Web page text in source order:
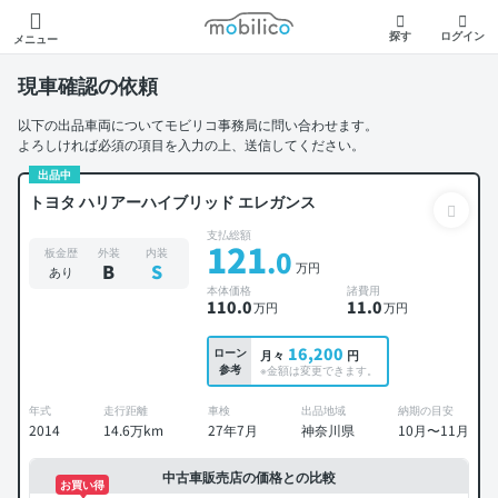
メニュー
モビリコ
探す ログイン
現車確認の依頼
以下の出品車両についてモビリコ事務局に問い合わせます。
よろしければ必須の項目を入力の上、送信してください。
出品中
トヨタ ハリアーハイブリッド エレガンス
板金歴
あり
外装
B
内装
S
支払総額
121.0 万円
本体価格
110.0万円
諸費用
11.0万円
ローン
参考
月々 16,200 円
※金額は変更できます。
年式
2014
走行距離
14.6万km
車検
27年7月
出品地域
神奈川県
納期の目安
10月〜11月
中古車販売店の価格との比較
お買い得